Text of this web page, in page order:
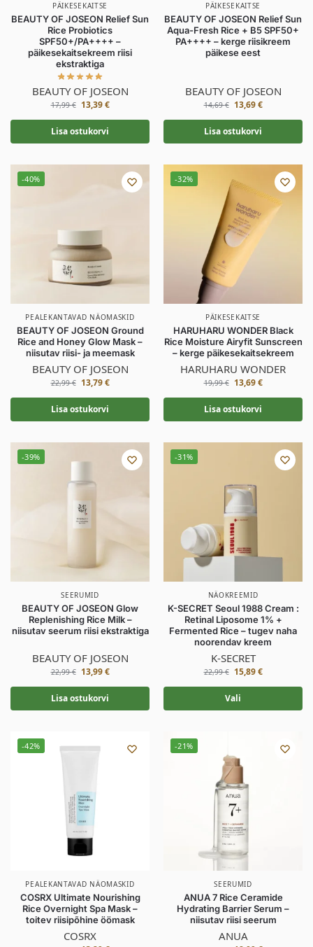
PÄIKESEKAITSE
BEAUTY OF JOSEON Relief Sun
Rice Probiotics
SPF50+/PA++++ –
päikesekaitsekreem riisi
ekstraktiga
BEAUTY OF JOSEON
17,99€ 13,39€
Lisa ostukorvi
PÄIKESEKAITSE
BEAUTY OF JOSEON Relief Sun
Aqua-Fresh Rice + B5 SPF50+
PA++++ – kerge riisikreem
päikese eest
BEAUTY OF JOSEON
14,69€ 13,69€
Lisa ostukorvi
-40%
PEALEKANTAVAD NÄOMASKID
BEAUTY OF JOSEON Ground
Rice and Honey Glow Mask –
niisutav riisi- ja meemask
BEAUTY OF JOSEON
22,99€ 13,79€
Lisa ostukorvi
-32%
PÄIKESEKAITSE
HARUHARU WONDER Black
Rice Moisture Airyfit Sunscreen
– kerge päikesekaitsekreem
HARUHARU WONDER
19,99€ 13,69€
Lisa ostukorvi
-39%
SEERUMID
BEAUTY OF JOSEON Glow
Replenishing Rice Milk –
niisutav seerum riisi ekstraktiga
BEAUTY OF JOSEON
22,99€ 13,99€
Lisa ostukorvi
-31%
NÄOKREEMID
K-SECRET Seoul 1988 Cream :
Retinal Liposome 1% +
Fermented Rice – tugev naha
noorendav kreem
K-SECRET
22,99€ 15,89€
Vali
-42%
PEALEKANTAVAD NÄOMASKID
COSRX Ultimate Nourishing
Rice Overnight Spa Mask –
toitev riisipõhine öömask
COSRX
-21%
SEERUMID
ANUA 7 Rice Ceramide
Hydrating Barrier Serum –
niisutav riisi seerum
ANUA